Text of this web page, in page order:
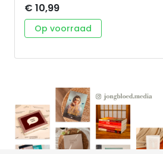
in deze acht bijbelstudies zien
God en van de naaste met
wat het betekent om te leven in
gerechtigheid, gastvrijheid,
€ 10,99
Op voorraad